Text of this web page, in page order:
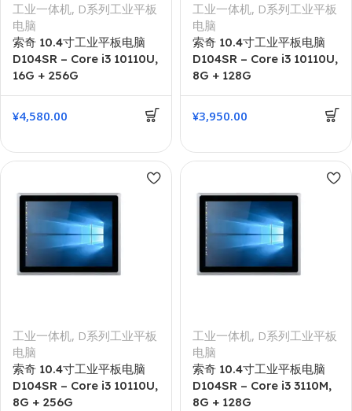
工业一体机, D系列工业平板
电脑
索奇 10.4寸工业平板电脑
D104SR – Core i3 10110U,
16G + 256G
¥4,580.00
工业一体机, D系列工业平板
电脑
索奇 10.4寸工业平板电脑
D104SR – Core i3 10110U,
8G + 128G
¥3,950.00
工业一体机, D系列工业平板
电脑
索奇 10.4寸工业平板电脑
D104SR – Core i3 10110U,
8G + 256G
工业一体机, D系列工业平板
电脑
索奇 10.4寸工业平板电脑
D104SR – Core i3 3110M,
8G + 128G